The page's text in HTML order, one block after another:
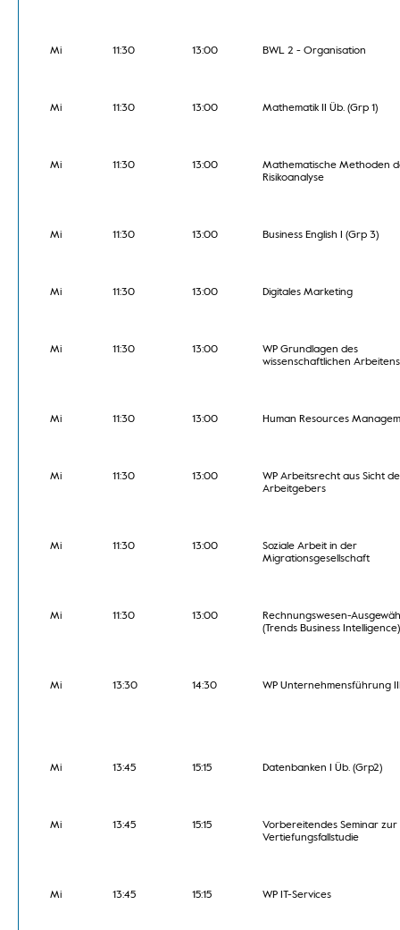
Mi 11:30 13:00 BWL 2 - Organisation
Mi 11:30 13:00 Mathematik II Üb. (Grp 1)
Mi 11:30 13:00
Mathematische Methoden
Risikoanalyse
Mi 11:30 13:00 Business English I (Grp 3)
Mi 11:30 13:00 Digitales Marketing
Mi 11:30 13:00
WP Grundlagen des
wissenschaftlichen Arbeitens
Mi 11:30 13:00 Human Resources
Mi 11:30 13:00
WP Arbeitsrecht aus Sicht
Arbeitgebers
Mi 11:30 13:00
Soziale Arbeit in der
Migrationsgesellschaft
Mi 11:30 13:00
Rechnungswesen-
(Trends Business Intelligence)
Mi 13:30 14:30 WP Unternehmensführung
Mi 13:45 15:15 Datenbanken I Üb. (Grp2)
Mi 13:45 15:15
Vorbereitendes Seminar zur
Vertiefungsfallstudie
Mi 13:45 15:15 WP IT-Services